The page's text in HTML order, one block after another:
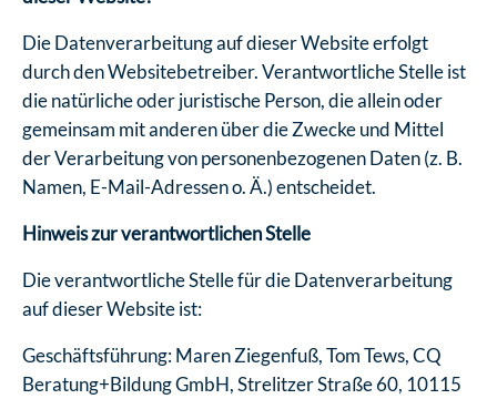
Die Datenverarbeitung auf dieser Website erfolgt
durch den Websitebetreiber. Verantwortliche Stelle ist
die natürliche oder juristische Person, die allein oder
gemeinsam mit anderen über die Zwecke und Mittel
der Verarbeitung von personenbezogenen Daten (z. B.
Namen, E-Mail-Adressen o. Ä.) entscheidet.
Hinweis zur verantwortlichen Stelle
Die verantwortliche Stelle für die Datenverarbeitung
auf dieser Website ist:
Geschäftsführung: Maren Ziegenfuß, Tom Tews, CQ
Beratung+Bildung GmbH, Strelitzer Straße 60, 10115